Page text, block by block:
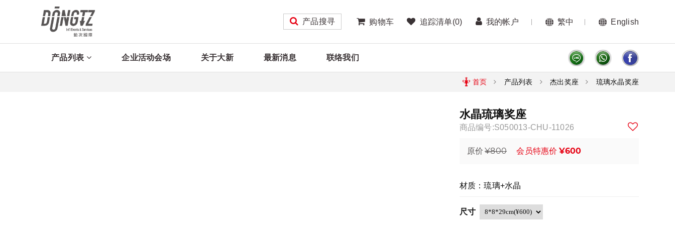
产品搜寻 购物车 追踪清单(0) 我的帐户 繁中 English
产品列表 企业活动会场 关于大新 最新消息 联络我们
首页 产品列表 杰出奖座 琉璃水晶奖座
水晶琉璃奖座
商品编号:S050013-CHU-11026
原价 ¥800 会员特惠价 ¥600
材质：琉璃+水晶
尺寸